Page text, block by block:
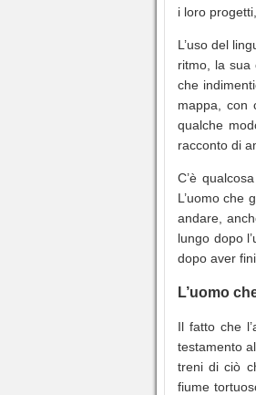
i loro
L’uso del
ritmo, la sua
che
mappa, con
qualche
racconto di
C’è
L’uomo che
andare,
lungo dopo
dopo aver
L’uomo
Il fatto che
testamento
treni di ciò
fiume